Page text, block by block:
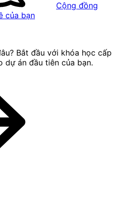
Cộng đồng
của bạn
Bắt đầu với khóa học cấp
án đầu tiên của bạn.